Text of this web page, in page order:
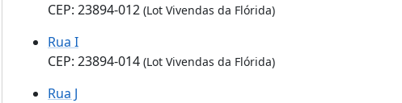
CEP: 23894-012 (Lot Vivendas da Flórida)
Rua I
CEP: 23894-014 (Lot Vivendas da Flórida)
Rua J